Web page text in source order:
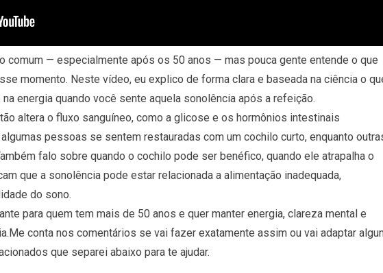
comum — especialmente após os 50 anos — mas pouca gente entende o que
momento. Neste vídeo, eu explico de forma clara e baseada na ciência o
energia quando você sente aquela sonolência após a refeição.
altera o fluxo sanguíneo, como a glicose e os hormônios intestinais
pessoas se sentem restauradas com um cochilo curto, enquanto
falo sobre quando o cochilo pode ser benéfico, quando ele atrapalha o
que a sonolência pode estar relacionada a alimentação inadequada,
do sono.
para quem tem mais de 50 anos e quer manter energia, clareza mental e
conta nos comentários se vai fazer exatamente assim ou vai adaptar
que separei abaixo para te ajudar.